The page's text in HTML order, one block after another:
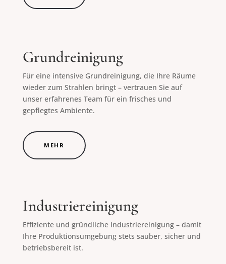
Grundreinigung
Für eine intensive Grundreinigung, die Ihre Räume
wieder zum Strahlen bringt – vertrauen Sie auf
unser erfahrenes Team für ein frisches und
gepflegtes Ambiente.
MEHR
Industriereinigung
Effiziente und gründliche Industriereinigung – damit
Ihre Produktionsumgebung stets sauber, sicher und
betriebsbereit ist.